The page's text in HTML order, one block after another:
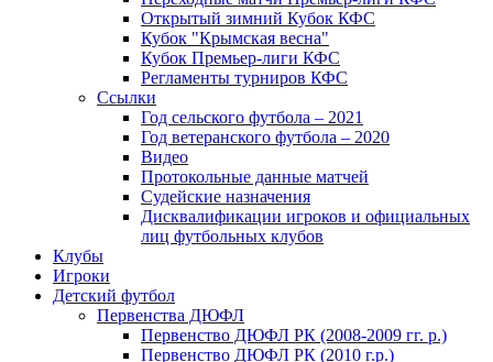
Открытый зимний Кубок КФС
Кубок "Крымская весна"
Кубок Премьер-лиги КФС
Регламенты турниров КФС
Ссылки
Год сельского футбола – 2021
Год ветеранского футбола – 2020
Видео
Протокольные данные матчей
Судейские назначения
Дисквалификации игроков и официальных
лиц футбольных клубов
Клубы
Игроки
Детский футбол
Первенства ДЮФЛ
Первенство ДЮФЛ РК (2008-2009 гг. р.)
Первенство ДЮФЛ РК (2010 г.р.)